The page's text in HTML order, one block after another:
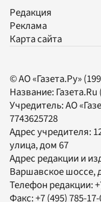
Редакция
Реклама
Карта сайта
© АО «Газета.Ру»
Название: Газета.Ru
Учредитель:АО
7743625728
Адрес учредителя:
улица, дом 67
Адрес редакции и
Варшавское шоссе,
Телефон редакции:
Факс:+7 (495) 785-